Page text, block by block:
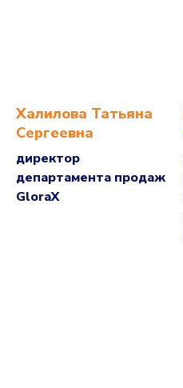
Халилова Татьяна
Сергеевна
директор
департамента продаж
GloraX